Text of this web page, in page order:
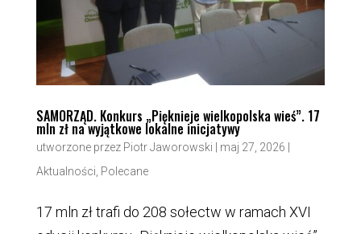
SAMORZĄD. Konkurs „Pięknieje wielkopolska wieś”. 17
mln zł na wyjątkowe lokalne inicjatywy
utworzone przez Piotr Jaworowski maj 27, 2026
Aktualności Polecane
17 mln zł trafi do 208 sołectw w ramach XVI